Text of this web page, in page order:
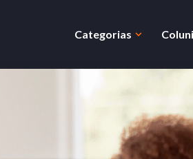
Categorias